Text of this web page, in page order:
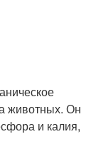
животных. Он
и калия,